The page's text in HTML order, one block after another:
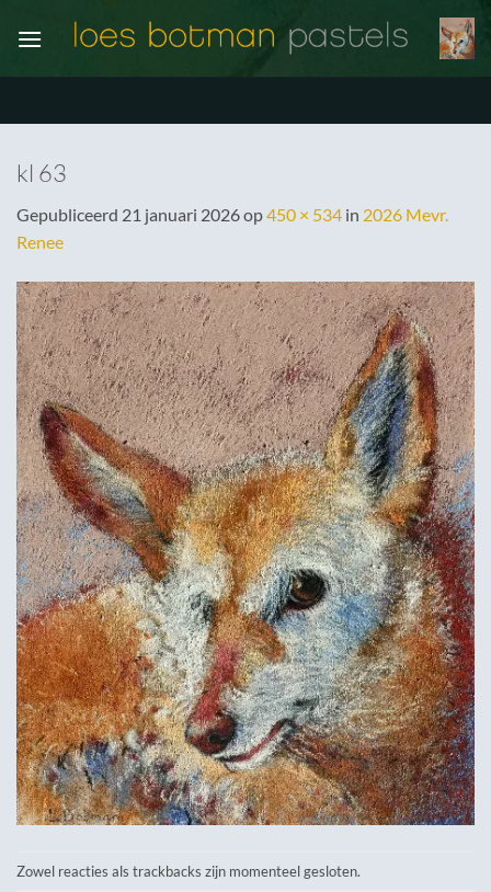
naar
kl 63
Gepubliceerd 21 januari 2026op450 × 534 in 2026 Mevr.
Renee
Zowel reacties als trackbacks zijn momenteel gesloten.